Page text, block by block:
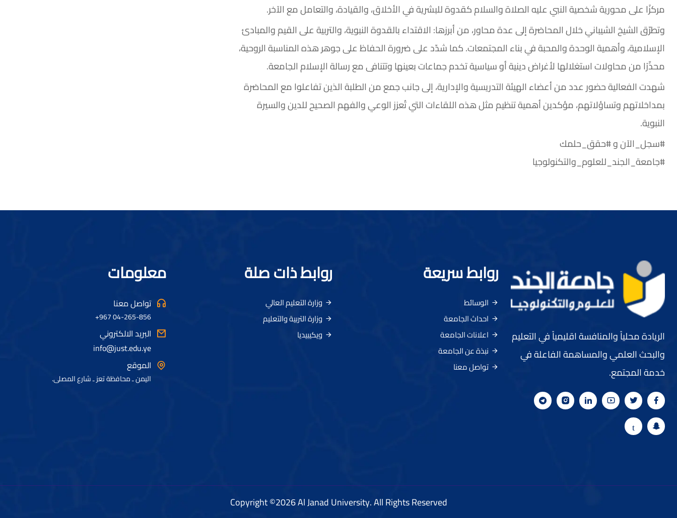
مركزًا على محورية شخصية النبي عليه الصلاة والسلام كقدوة للبشرية في الأخلاق، والقيادة، والتعامل مع الآخر.
وتطرّق الشيخ الشيباني خلال المحاضرة إلى عدة محاور، من أبرزها: الاقتداء بالقدوة النبوية، والتربية على القيم والمبادئ
الإسلامية، وأهمية الوحدة والمحبة في بناء المجتمعات. كما شدّد على ضرورة الحفاظ على جوهر هذه المناسبة الروحية،
محذّرًا من محاولات استغلالها لأغراض دينية أو سياسية تخدم جماعات بعينها وتتنافى مع رسالة الإسلام الجامعة.
شهدت الفعالية حضور عدد من أعضاء الهيئة التدريسية والإدارية، إلى جانب جمع من الطلبة الذين تفاعلوا مع المحاضرة
بمداخلاتهم وتساؤلاتهم، مؤكدين أهمية تنظيم مثل هذه اللقاءات التي تُعزز الوعي والفهم الصحيح للدين والسيرة
النبوية.
#سجل_الآن و #حقق_حلمك
#جامعة_الجند_للعلوم_والتكنولوجيا
الريادة محلياً والمنافسة اقليمياً في التعليم
والبحث العلمي والمساهمة الفاعلة في
خدمة المجتمع.
روابط سريعة
الوسائط
احداث الجامعة
اعلانات الجامعة
نبذة عن الجامعة
تواصل معنا
روابط ذات صلة
وزارة التعليم العالي
وزارة التربية والتعليم
ويكيبيديا
معلومات
تواصل معنا
04-265-856 967+
البريد الالكتروني
info@just.edu.ye
الموقع
اليمن ـ محافظة تعز ـ شارع المصلى.
Copyright ©2026 Al Janad University. All Rights Reserved